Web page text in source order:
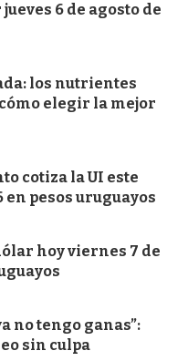
6 de agosto de
los nutrientes
elegir la mejor
cotiza la UI este
en pesos uruguayos
hoy viernes 7 de
no tengo ganas”:
sin culpa